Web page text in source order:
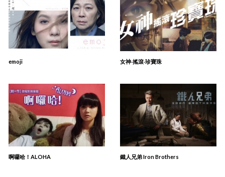
emoji 女神‧搖滾‧珍寶珠
啊囉哈！ALOHA 鐵人兄弟 Iron Brothers